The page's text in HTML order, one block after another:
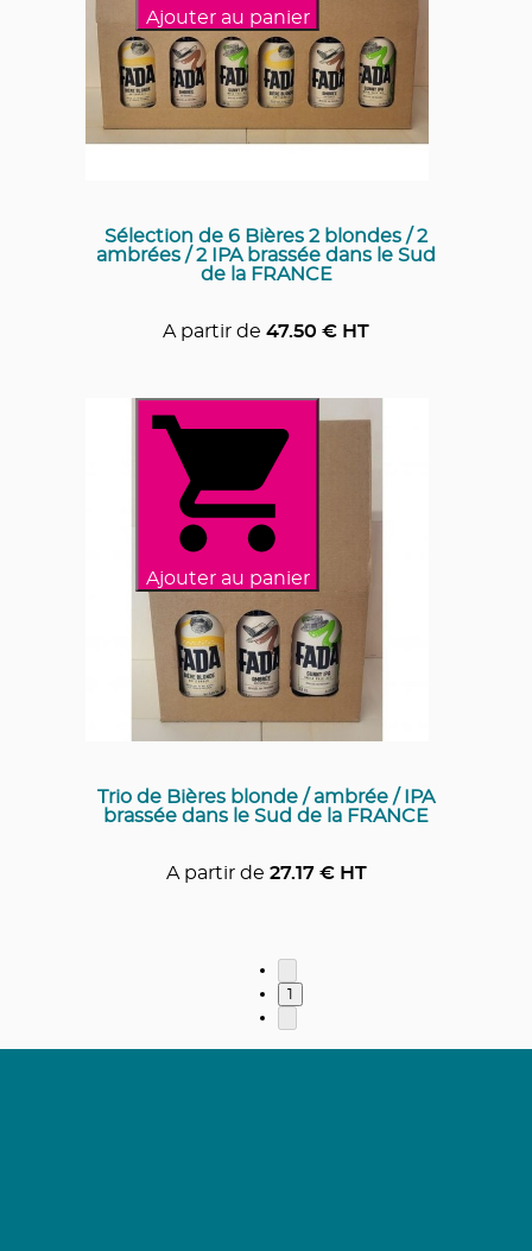
Ajouter au panier
Sélection de 6 Bières 2 blondes / 2
ambrées / 2 IPA brassée dans le Sud
de la FRANCE
A partir de 47.50 € HT
Ajouter au panier
Trio de Bières blonde / ambrée / IPA
brassée dans le Sud de la FRANCE
A partir de 27.17€ HT
1